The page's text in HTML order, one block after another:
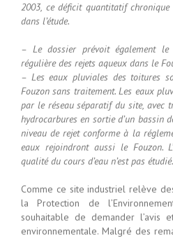
2003, ce déficit quantitatif chronique
dans l’étude.
– Le dossier prévoit également
régulière des rejets aqueux dans le
– Les eaux pluviales des toitures
Fouzon sans traitement. Les eaux
par le réseau séparatif du site, avec
hydrocarbures en sortie d’un bassin
niveau de rejet conforme à la
eaux rejoindront aussi le Fouzon.
qualité du cours d’eau n’est pas étudié.
Comme ce site industriel relève
la Protection de
souhaitable de demander l’avis
environnementale. Malgré des